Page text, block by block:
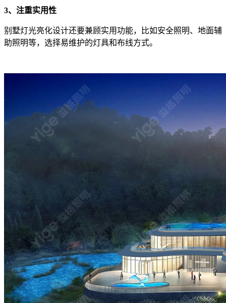
3、 注重实用性
别墅灯光亮化设计还要兼顾实用功能，比如安全照明、地面辅
助照明等，选择易维护的灯具和布线方式。